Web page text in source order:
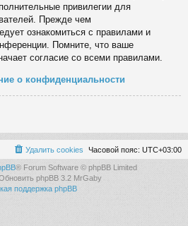
привилегии для
Прежде чем
ознакомиться с правилами и
Помните, что ваше
согласие со всеми правилами.
о конфиденциальности
Часовой пояс: UTC+03:00
Удалить cookies
® Forum Software © phpBB Limited
phpBB 3.2 MrGaby
поддержка phpBB